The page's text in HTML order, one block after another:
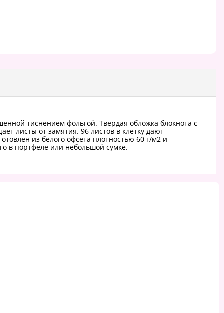
тиснением фольгой. Твёрдая обложка блокнота с
листы от замятия. 96 листов в клетку дают
из белого офсета плотностью 60 г/м2 и
в портфеле или небольшой сумке.